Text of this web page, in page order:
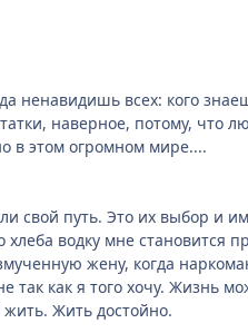
ненавидишь всех: кого
наверное, потому, что
в этом огромном мире....
свой путь. Это их выбор и
водку мне становится
жену, когда
как я того хочу. Жизнь
жить. Жить достойно.